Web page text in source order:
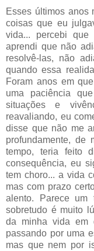
Esses últimos anos
coisas que eu
vida... percebi
aprendi que não
resolvê-las, não
quando essa
Foram anos em
uma paciência
situações e
reavaliando, eu
disse que não me
profundamente, de
tempo, teria feito
consequência, eu
tem choro... a vida
mas com prazo
alento. Parece
sobretudo é muito
da minha vida em
passando por uma
mas que nem por